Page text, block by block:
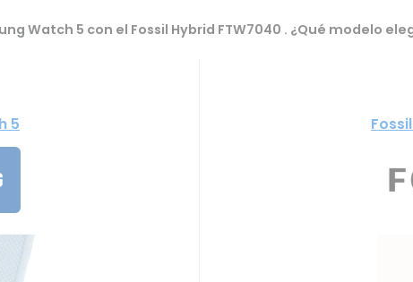
Watch 5 con el Fossil Hybrid FTW7040 . ¿Qué modelo
5